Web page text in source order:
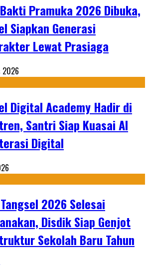
Pramuka 2026 Dibuka,
Siapkan Generasi
Lewat Prasiaga
2026
Digital Academy Hadir di
Santri Siap Kuasai AI
Digital
2026 Selesai
Disdik Siap Genjot
Sekolah Baru Tahun